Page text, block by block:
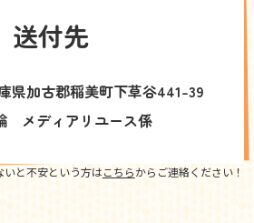
送付先
県加古郡稲美町下草谷441-39
メディアリユース係
いと不安という方はこちらからご連絡ください！